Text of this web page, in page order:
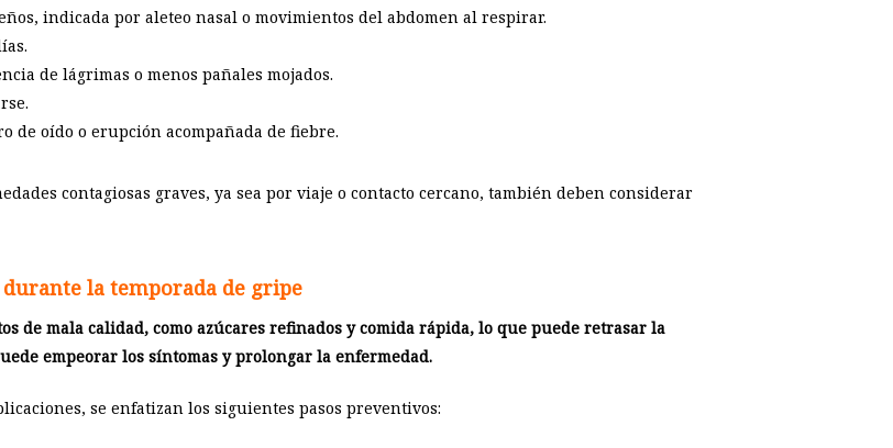
indicada por aleteo nasal o movimientos del abdomen al respirar.
de lágrimas o menos pañales mojados.
de oído o erupción acompañada de fiebre.
contagiosas graves, ya sea por viaje o contacto cercano, también deben considerar
la temporada de gripe
de mala calidad, como azúcares refinados y comida rápida, lo que puede retrasar la
empeorar los síntomas y prolongar la enfermedad.
se enfatizan los siguientes pasos preventivos: